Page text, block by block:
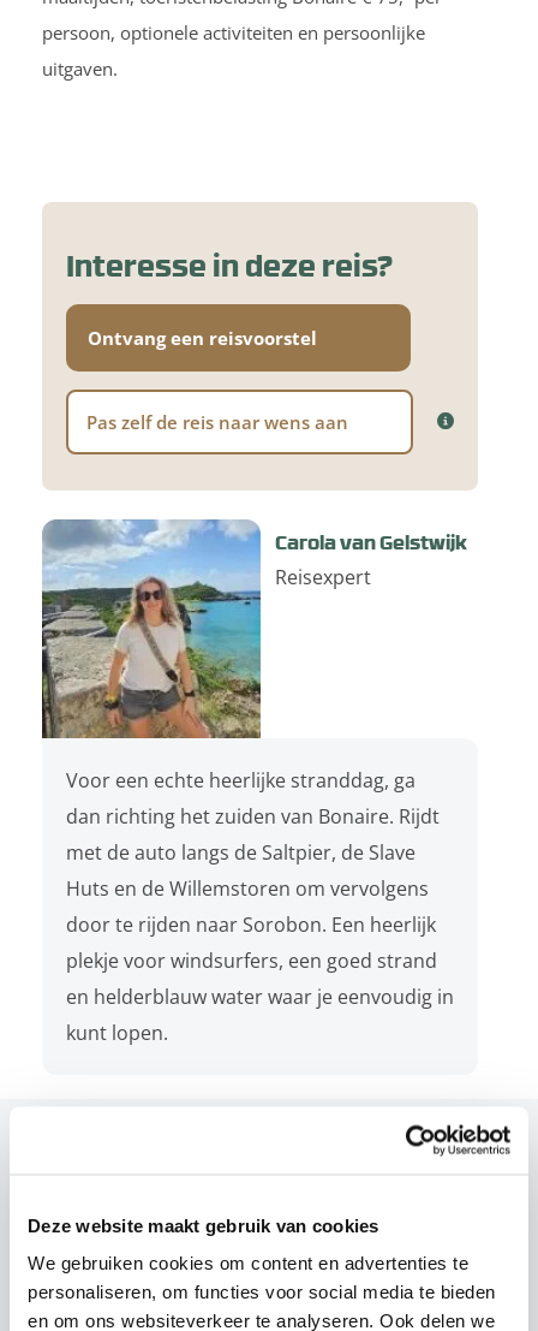
Deze website maakt gebruik van cookies
We gebruiken cookies om content en advertenties te
personaliseren, om functies voor social media te bieden
en om ons websiteverkeer te analyseren. Ook delen we
persoon, optionele activiteiten en persoonlijke
uitgaven.
Interesse in deze reis?
Ontvang een reisvoorstel
Pas zelf de reis naar wens aan
Carola van Gelstwijk
Reisexpert
Voor een echte heerlijke stranddag, ga
dan richting het zuiden van Bonaire. Rijdt
met de auto langs de Saltpier, de Slave
Huts en de Willemstoren om vervolgens
door te rijden naar Sorobon. Een heerlijk
plekje voor windsurfers, een goed strand
en helderblauw water waar je eenvoudig in
kunt lopen.